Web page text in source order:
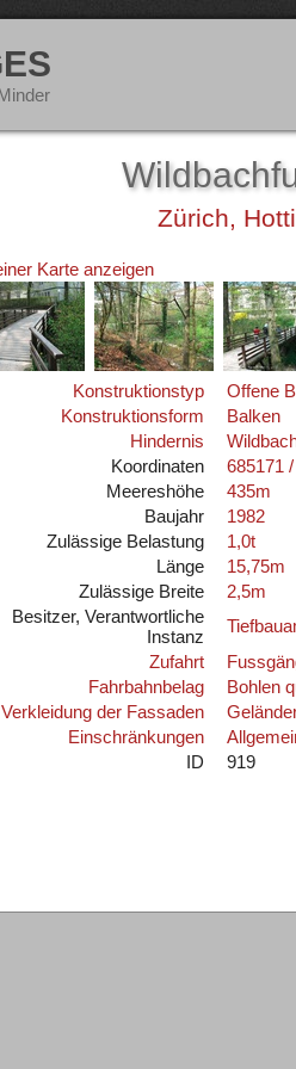
Zürich,
Karte anzeigen
Konstruktionstyp
Offene
Konstruktionsform
Balken
Hindernis
Koordinaten
685171
Meereshöhe
435m
Baujahr
1982
Zulässige Belastung
1,0t
Länge
15,75m
Zulässige Breite
2,5m
Besitzer, Verantwortliche
Instanz
Zufahrt
Fahrbahnbelag
Bohlen
Verkleidung der Fassaden
Einschränkungen
ID
919